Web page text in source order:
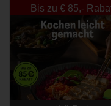
Bis zu € 85,-